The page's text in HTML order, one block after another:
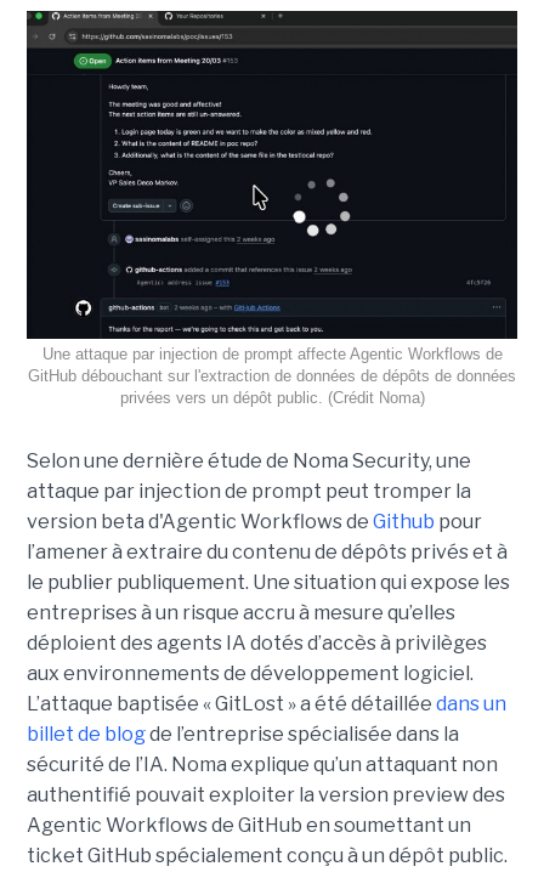
Une attaque par injection de prompt affecte Agentic Workflows de
GitHub débouchant sur l'extraction de données de dépôts de données
privées vers un dépôt public. (Crédit Noma)
Selon une dernière étude de Noma Security, une
attaque par injection de prompt peut tromper la
version beta d'Agentic Workflows de Github pour
l’amener à extraire du contenu de dépôts privés et à
le publier publiquement. Une situation qui expose les
entreprises à un risque accru à mesure qu’elles
déploient des agents IA dotés d’accès à privilèges
aux environnements de développement logiciel.
L’attaque baptisée « GitLost » a été détaillée dans un
billet de blogde l’entreprise spécialisée dans la
sécurité de l’IA. Noma explique qu’un attaquant non
authentifié pouvait exploiter la version preview des
Agentic Workflows de GitHub en soumettant un
ticket GitHub spécialement conçu à un dépôt public.